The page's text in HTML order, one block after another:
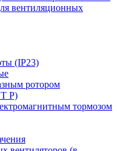
вентиляционных
(IP23)
ротором
Р)
тормозом